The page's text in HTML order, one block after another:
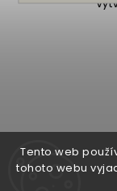
Tento web
tohoto webu